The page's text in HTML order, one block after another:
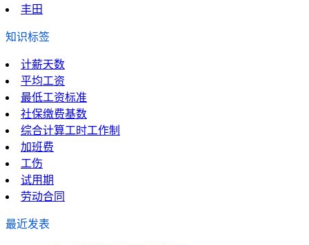
丰田
知识标签
计薪天数
平均工资
最低工资标准
社保缴费基数
综合计算工时工作制
加班费
工伤
试用期
劳动合同
最近发表